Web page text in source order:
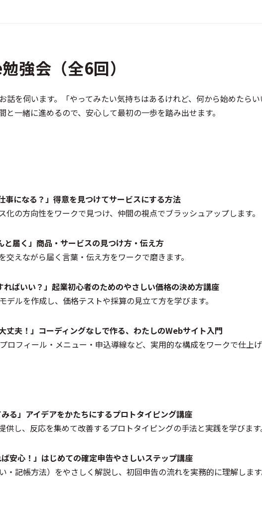
会（全6回）
話を伺います。「やってみたい気持ちはあるけれど、何から始めたら
一緒に進めるので、安心して最初の一歩を踏み出せます。
になる？」得意を見つけてサービスにする方法
の方向性をワークで見つけ、仲間の視点でブラッシュアップします。
届く」商品・サービスの見つけ方・伝え方
えながら届く言葉・伝え方をワークで磨きます。
ばいい？」起業初心者のためのやさしい価格の決め方講座
ルを作成し、価格テストや採算の見立て方を学びます。
丈夫！」コーディングなしで作る、わたしのWebサイト入門
フィール・メニュー・申込導線など、実用的な構成をワークで仕上げ
る」アイデアをかたちにするプロトタイピング講座
し、反応を集めて改善するプロトタイピングの手法と実践を学びます
安心！」はじめての確定申告やさしいステップ講座
記帳方法）をやさしく解説し、初回申告の流れを実務的に理解します